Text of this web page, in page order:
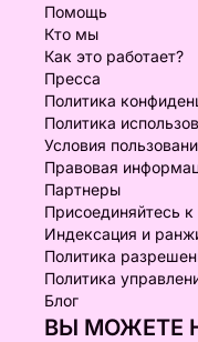
Помощь
Кто мы
Как это работает?
Пресса
Политика
Политика
Условия
Правовая
Партнеры
Присоединяйтесь
Индексация и
Политика
Политика
Блог
ВЫ МОЖЕТЕ